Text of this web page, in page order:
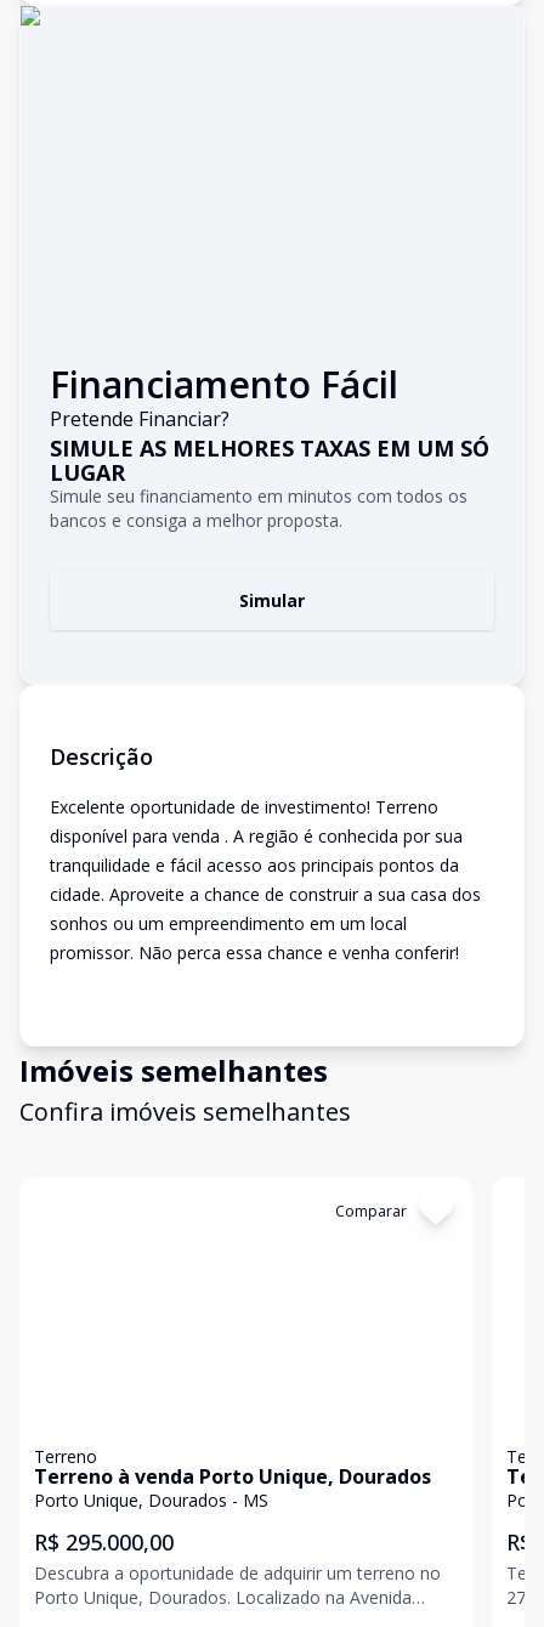
Financiamento Fácil
Pretende Financiar?
SIMULE AS MELHORES TAXAS EM UM SÓ
LUGAR
Simule seu financiamento em minutos com todos os
bancos e consiga a melhor proposta.
Simular
Descrição
Excelente oportunidade de investimento! Terreno
disponível para venda . A região é conhecida por sua
tranquilidade e fácil acesso aos principais pontos da
cidade. Aproveite a chance de construir a sua casa dos
sonhos ou um empreendimento em um local
promissor. Não perca essa chance e venha conferir!
Imóveis semelhantes
Confira imóveis semelhantes
Comparar
Terreno
Terreno à venda Porto Unique, Dourados
Porto Unique, Dourados - MS
R$ 295.000,00
Descubra a oportunidade de adquirir um terreno no
Porto Unique, Dourados. Localizado na Avenida
R$